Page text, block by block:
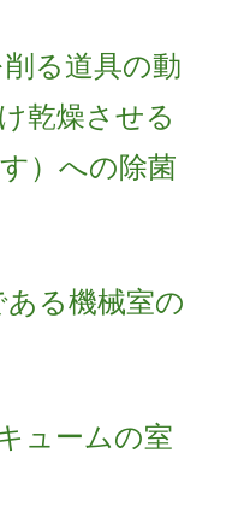
削る道具の動
乾燥させる
）への除菌
る機械室の
ュームの室